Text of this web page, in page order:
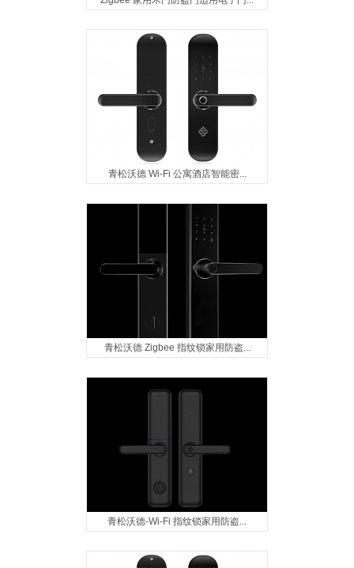
青松沃德 Wi-Fi 公寓酒店智能密...
青松沃德 Zigbee 指纹锁家用防盗...
青松沃德-Wi-Fi 指纹锁家用防盗...